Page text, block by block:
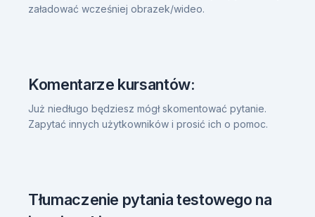
załadować wcześniej obrazek/wideo.
Komentarze kursantów:
Już niedługo będziesz mógł skomentować pytanie.
Zapytać innych użytkowników i prosić ich o pomoc.
Tłumaczenie pytania testowego na